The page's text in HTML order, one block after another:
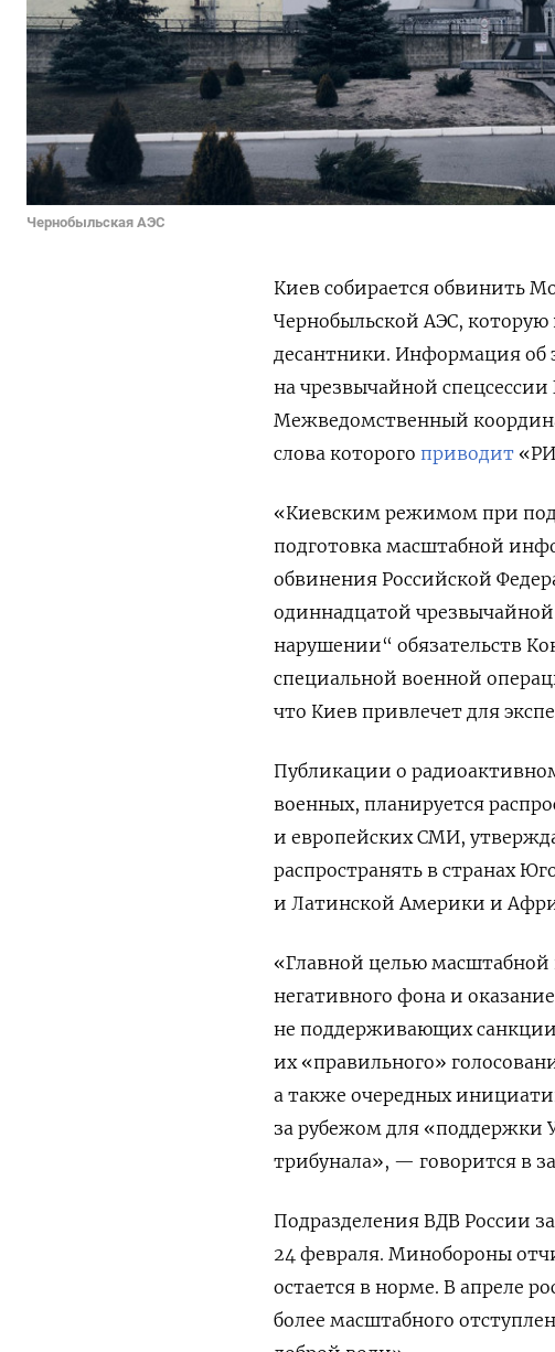
Чернобыльская АЭС
Киев собирается обвинить
Чернобыльской АЭС, которую
десантники. Информация об
на чрезвычайной
Межведомственный
слова которого приводит
«Киевским режимом при
подготовка масштабной
обвинения Российской
одиннадцатой
нарушении“ обязательств
специальной военной
что Киев привлечет для
Публикации о
военных, планируется
и европейских СМИ,
распространять в странах
и Латинской Америки и
«Главной целью масштабной
негативного фона и
не поддерживающих санкции
их «правильного»
а также очередных
за рубежом для «поддержки
трибунала», — говорится в
Подразделения ВДВ России
24 февраля. Минобороны
остается в норме. В апреле
более масштабного